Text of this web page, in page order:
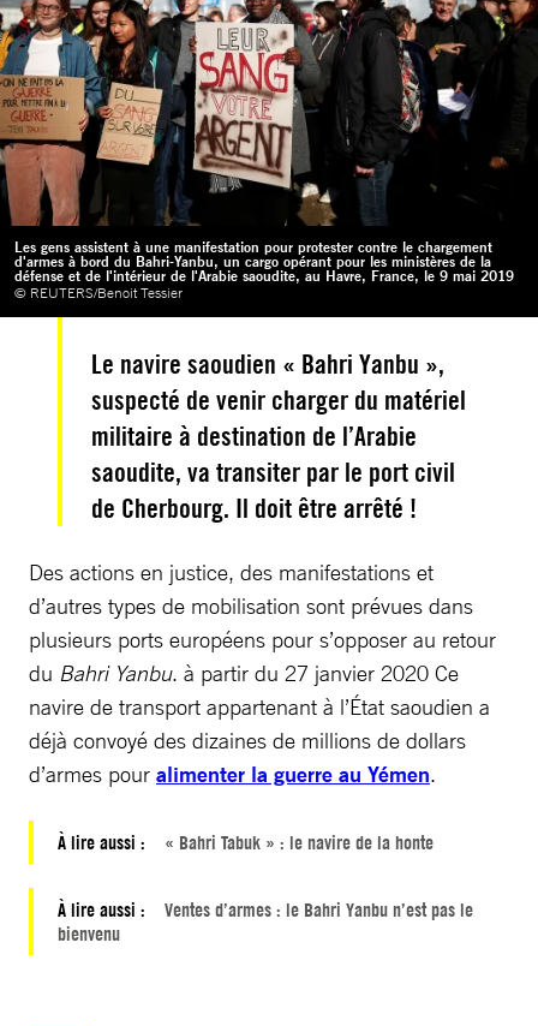
Les gens assistent à une manifestation pour protester contre le chargement
d'armes à bord du Bahri-Yanbu, un cargo opérant pour les ministères de la
défense et de l'intérieur de l'Arabie saoudite, au Havre, France, le 9 mai 2019
© REUTERS/Benoit Tessier
Le navire saoudien « Bahri Yanbu »,
suspecté de venir charger du matériel
militaire à destination de l’Arabie
saoudite, va transiter par le port civil
de Cherbourg. Il doit être arrêté !
Des actions en justice, des manifestations et
d’autres types de mobilisation sont prévues dans
plusieurs ports européens pour s’opposer au retour
du Bahri Yanbu. à partir du 27 janvier 2020 Ce
navire de transport appartenant à l’État saoudien a
déjà convoyé des dizaines de millions de dollars
d’armes pour alimenter la guerre au Yémen.
À lire aussi : « Bahri Tabuk » : le navire de la honte
À lire aussi :
Ventes d’armes : le Bahri Yanbu n’est pas le
bienvenu